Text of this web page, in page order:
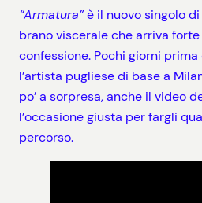
“Armatura”è il nuovo singolo di
brano viscerale che arriva
confessione. Pochi giorni prima
l’artista pugliese di base a
po’ a sorpresa, anche il video
l’occasione giusta per fargli
percorso.